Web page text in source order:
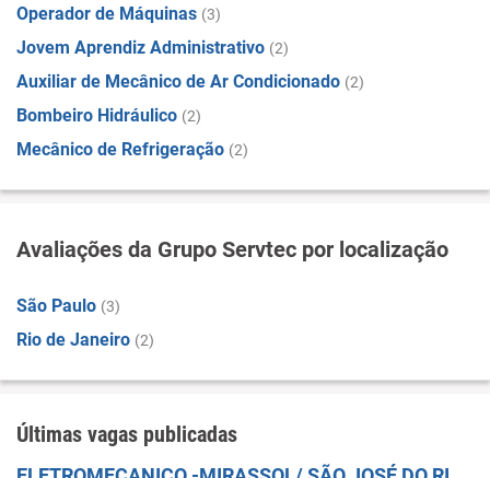
Operador de Máquinas (3)
Jovem Aprendiz Administrativo (2)
Auxiliar de Mecânico de Ar Condicionado (2)
Bombeiro Hidráulico (2)
Mecânico de Refrigeração (2)
Avaliações da Grupo Servtec por localização
São Paulo (3)
Rio de Janeiro (2)
Últimas vagas publicadas